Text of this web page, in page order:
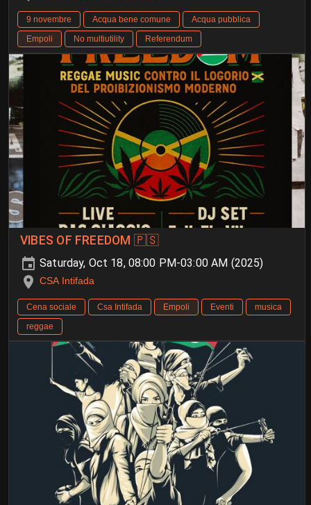
9 novembre Acqua bene comune
Acqua pubblica
Empoli
No multiutility Referendum
VIBES OF FREEDOM 🇵🇸
Saturday, Oct 18, 08:00 PM-03:00 AM (2025)
CSA Intifada
Cena sociale Csa Intifada Empoli Eventi
musica
reggae